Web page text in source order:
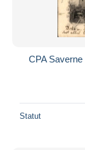
CPA
Statut